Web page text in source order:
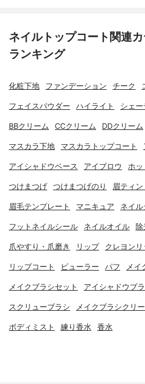
ネイルトップコート関連
ランキング
化粧下地 ファンデーション チーク
フェイスパウダー ハイライト シェ
BBクリーム CCクリーム DDクリーム
マスカラ下地 マスカラトップコート
アイシャドウベース アイブロウ ホ
つけまつげ つけまつげのり 眉ティン
眉毛テンプレート マニキュア ネイ
フットネイルシール ネイルオイル 除
爪やすり・爪磨き リップ クレヨンリ
リップコート ビューラー パフ メイ
メイクブラシセット アイシャドウブ
スクリューブラシ メイクブラシクリ
ボディミスト 練り香水 香水